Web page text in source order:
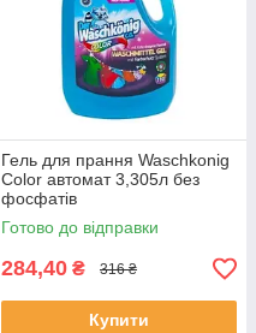
Гель для прання Waschkonig
Color автомат 3,305л без
фосфатів
Готово до відправки
284,40 ₴ 316 ₴
Купити